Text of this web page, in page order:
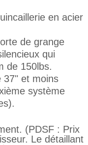
en acier
de grange
qui
de 150lbs.
37" et moins
système
(PDSF : Prix
Le détaillant